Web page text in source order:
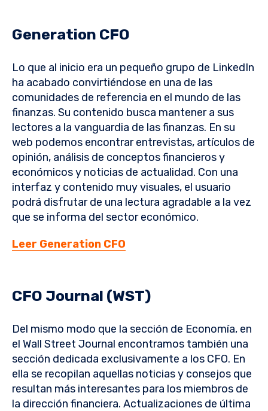
Generation CFO
Lo que al inicio era un pequeño grupo de LinkedIn
ha acabado convirtiéndose en una de las
comunidades de referencia en el mundo de las
finanzas. Su contenido busca mantener a sus
lectores a la vanguardia de las finanzas. En su
web podemos encontrar entrevistas, artículos de
opinión, análisis de conceptos financieros y
económicos y noticias de actualidad. Con una
interfaz y contenido muy visuales, el usuario
podrá disfrutar de una lectura agradable a la vez
que se informa del sector económico.
Leer Generation CFO
CFO Journal (WST)
Del mismo modo que la sección de Economía, en
el Wall Street Journal encontramos también una
sección dedicada exclusivamente a los CFO. En
ella se recopilan aquellas noticias y consejos que
resultan más interesantes para los miembros de
la dirección financiera. Actualizaciones de última